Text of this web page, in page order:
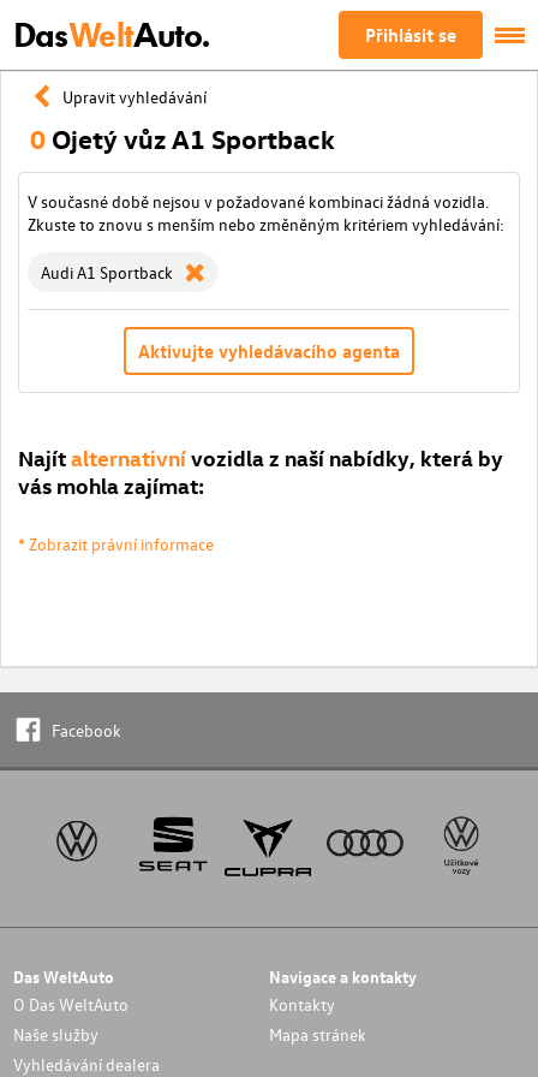
DasWeltAuto. Přihlásit se
Upravit vyhledávání
0 Ojetý vůz A1 Sportback
V současné době nejsou v požadované kombinaci žádná vozidla.
Zkuste to znovu s menším nebo změněným kritériem vyhledávání:
Audi A1 Sportback
Aktivujte vyhledávacího agenta
Najítalternativnívozidla z naší nabídky, která by
vás mohla zajímat:
* Zobrazit právní informace
Facebook
Das WeltAuto
O Das WeltAuto
Naše služby
Vyhledávání dealera
Navigace a kontakty
Kontakty
Mapa stránek